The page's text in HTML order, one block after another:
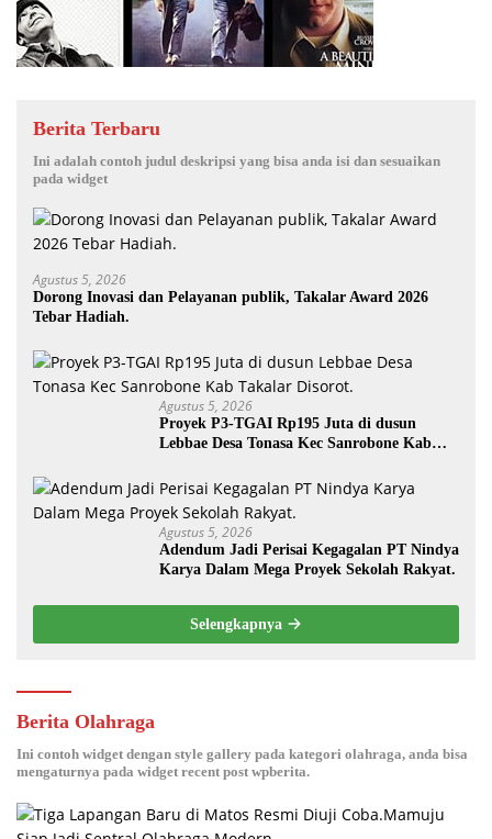
Berita Terbaru
Ini adalah contoh judul deskripsi yang bisa anda isi dan sesuaikan
pada widget
Agustus 5, 2026
Dorong Inovasi dan Pelayanan publik, Takalar Award 2026
Tebar Hadiah.
Agustus 5, 2026
Proyek P3-TGAI Rp195 Juta di dusun
Lebbae Desa Tonasa Kec Sanrobone Kab
Agustus 5, 2026
Adendum Jadi Perisai Kegagalan PT Nindya
Karya Dalam Mega Proyek Sekolah Rakyat.
Selengkapnya
Berita Olahraga
Ini contoh widget dengan style gallery pada kategori olahraga, anda bisa
mengaturnya pada widget recent post wpberita.